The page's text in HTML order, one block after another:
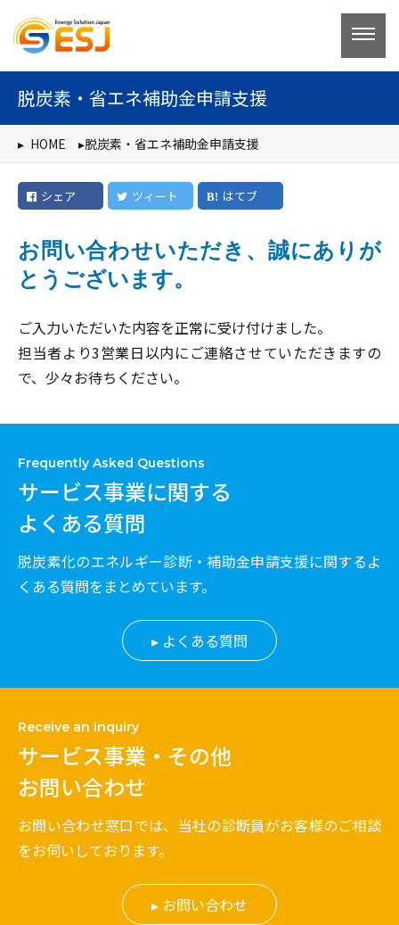
ン
ツ
へ
ス
キ
ッ
プ
脱炭素・省エネ補助金申請支援
HOME 脱炭素・省エネ補助金申請支援
シェア ツィート はてブ
お問い合わせいただき、誠にありが
とうございます。
ご入力いただいた内容を正常に受け付けました。
担当者より3営業日以内にご連絡させていただきますの
で、少々お待ちください。
Frequently Asked Questions
サービス事業に関する
よくある質問
脱炭素化のエネルギー診断・補助金申請支援に関するよ
くある質問をまとめています。
よくある質問
Receive an inquiry
サービス事業・その他
お問い合わせ
お問い合わせ窓口では、当社の診断員がお客様のご相談
をお伺いしております。
お問い合わせ